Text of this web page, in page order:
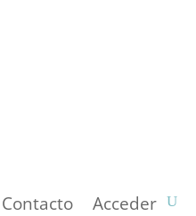
Contacto Acceder